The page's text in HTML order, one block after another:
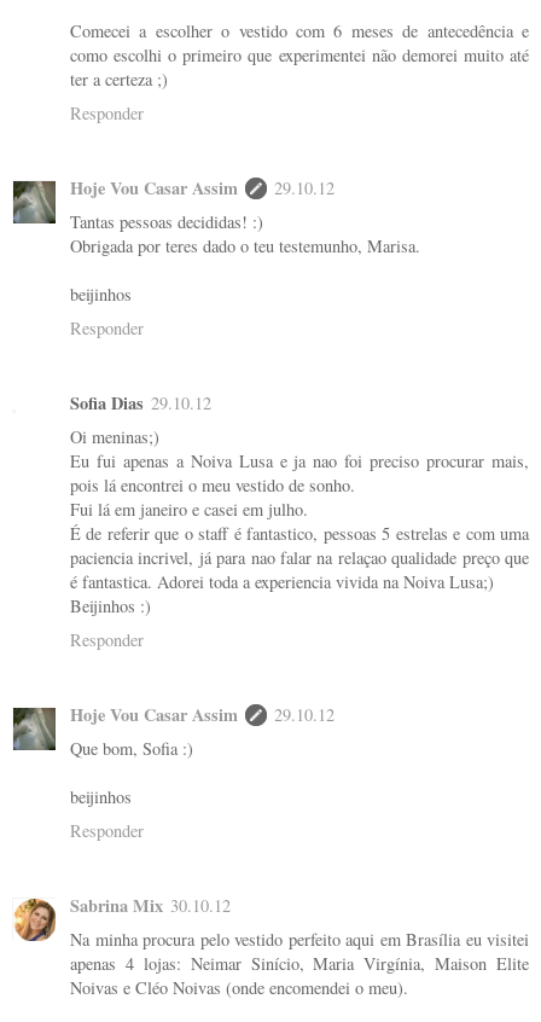
Comecei a escolher o vestido com 6 meses de antecedência e
como escolhi o primeiro que experimentei não demorei muito até
ter a certeza ;)
Responder
Hoje Vou Casar Assim
29.10.12
Tantas pessoas decididas! :)
Obrigada por teres dado o teu testemunho, Marisa.
beijinhos
Responder
Sofia Dias 29.10.12
Oi meninas;)
Eu fui apenas a Noiva Lusa e ja nao foi preciso procurar mais,
pois lá encontrei o meu vestido de sonho.
Fui lá em janeiro e casei em julho.
É de referir que o staff é fantastico, pessoas 5 estrelas e com uma
paciencia incrivel, já para nao falar na relaçao qualidade preço que
é fantastica. Adorei toda a experiencia vivida na Noiva Lusa;)
Beijinhos :)
Responder
Hoje Vou Casar Assim
29.10.12
Que bom, Sofia :)
beijinhos
Responder
Sabrina Mix 30.10.12
Na minha procura pelo vestido perfeito aqui em Brasília eu visitei
apenas 4 lojas: Neimar Sinício, Maria Virgínia, Maison Elite
Noivas e Cléo Noivas (onde encomendei o meu).